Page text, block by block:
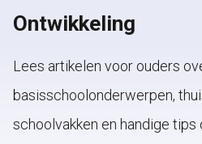
Ontwikkeling
Lees artikelen voor ouders
basisschoolonderwerpen,
schoolvakken en handige